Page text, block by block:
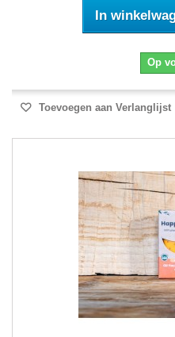
In
Op
Toevoegen aan Verlanglijst